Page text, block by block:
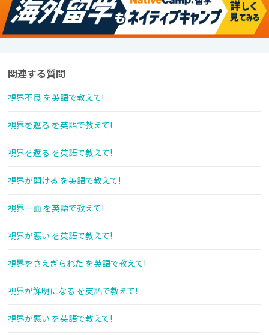
関連する質問
視界不良 を英語で教えて!
視界を遮る を英語で教えて!
視界を遮る を英語で教えて!
視界が開ける を英語で教えて!
視界一面 を英語で教えて!
視界が悪い を英語で教えて!
視界をさえぎられた を英語で教えて!
視界が鮮明になる を英語で教えて!
視界が悪い を英語で教えて!